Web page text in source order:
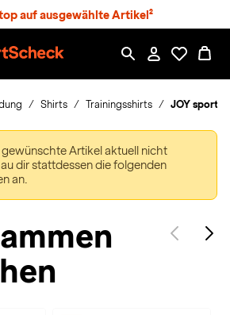
auf ausgewählte Artikel²
Shirts Trainingsshirts JOY
gewünschte Artikel aktuell nicht
dir stattdessen die folgenden
an.